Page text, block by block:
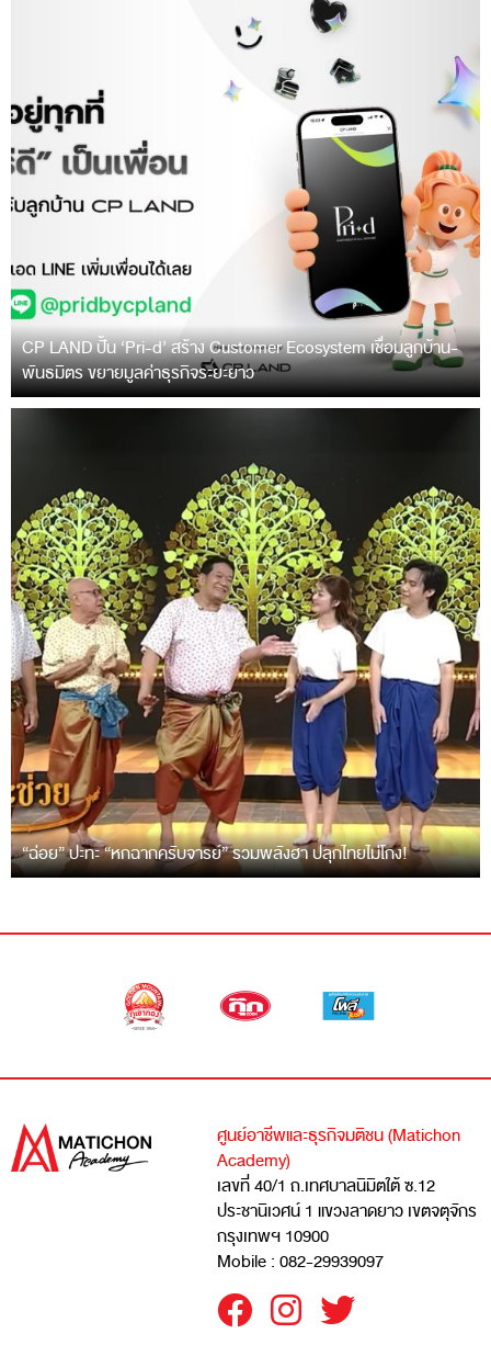
CP LAND ปั้น ‘Pri-d’ สร้าง Customer Ecosystem เชื่อมลูกบ้าน-
พันธมิตร ขยายมูลค่าธุรกิจระยะยาว
“ฉ่อย” ปะทะ “หกฉากครับจารย์” รวมพลังฮา ปลุกไทยไม่โกง!
ศูนย์อาชีพและธุรกิจมติชน (Matichon
Academy)
เลขที่ 40/1 ถ.เทศบาลนิมิตใต้ ซ.12
ประชานิเวศน์ 1 แขวงลาดยาว เขตจตุจักร
กรุงเทพฯ 10900
Mobile : 082-29939097